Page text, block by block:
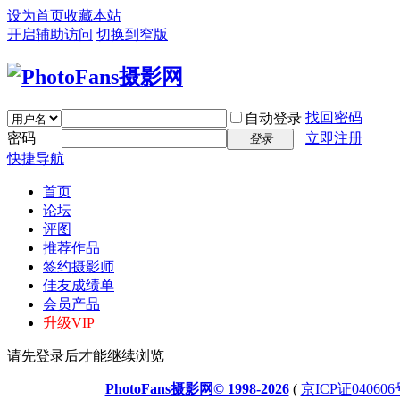
设为首页收藏本站
开启辅助访问 切换到窄版
自动登录 找回密码
密码
登录
立即注册
快捷导航
首页
论坛
评图
推荐作品
签约摄影师
佳友成绩单
会员产品
升级VIP
请先登录后才能继续浏览
PhotoFans摄影网© 1998-2026( 京ICP证040606